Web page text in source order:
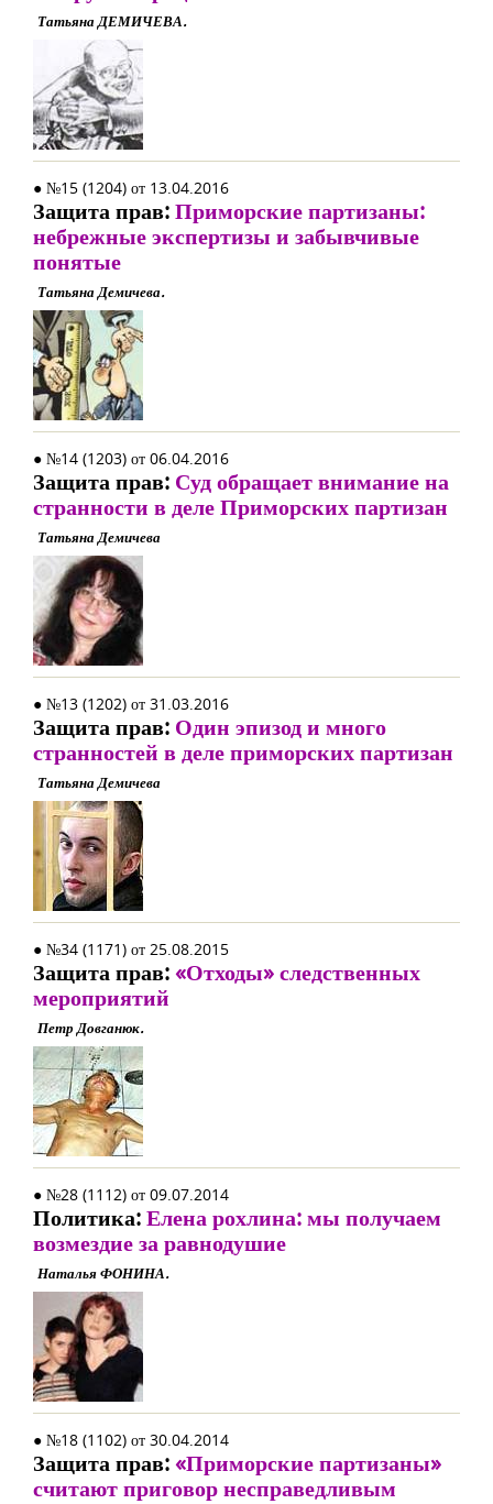
Татьяна ДЕМИЧЕВА.
● №15 (1204) от 13.04.2016
Защита прав:Приморские партизаны:
небрежные экспертизы и забывчивые
понятые
Татьяна Демичева.
● №14 (1203) от 06.04.2016
Защита прав: Суд обращает внимание на
странности в деле Приморских партизан
Татьяна Демичева
● №13 (1202) от 31.03.2016
Защита прав: Один эпизод и много
странностей в деле приморских партизан
Татьяна Демичева
● №34 (1171) от 25.08.2015
Защита прав:«Отходы» следственных
мероприятий
Петр Довганюк.
● №28 (1112) от 09.07.2014
Политика:Елена рохлина: мы получаем
возмездие за равнодушие
Наталья ФОНИНА.
● №18 (1102) от 30.04.2014
Защита прав:«Приморские партизаны»
считают приговор несправедливым